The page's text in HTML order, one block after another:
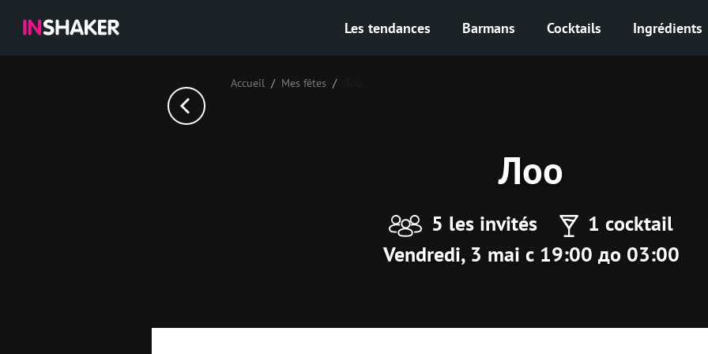
Les tendances Barmans Cocktails Ingrédients
Accueil Mes fêtes
Лоо
5 les invités
1 cocktail
Vendredi, 3 mai с 19:00 до 03:00